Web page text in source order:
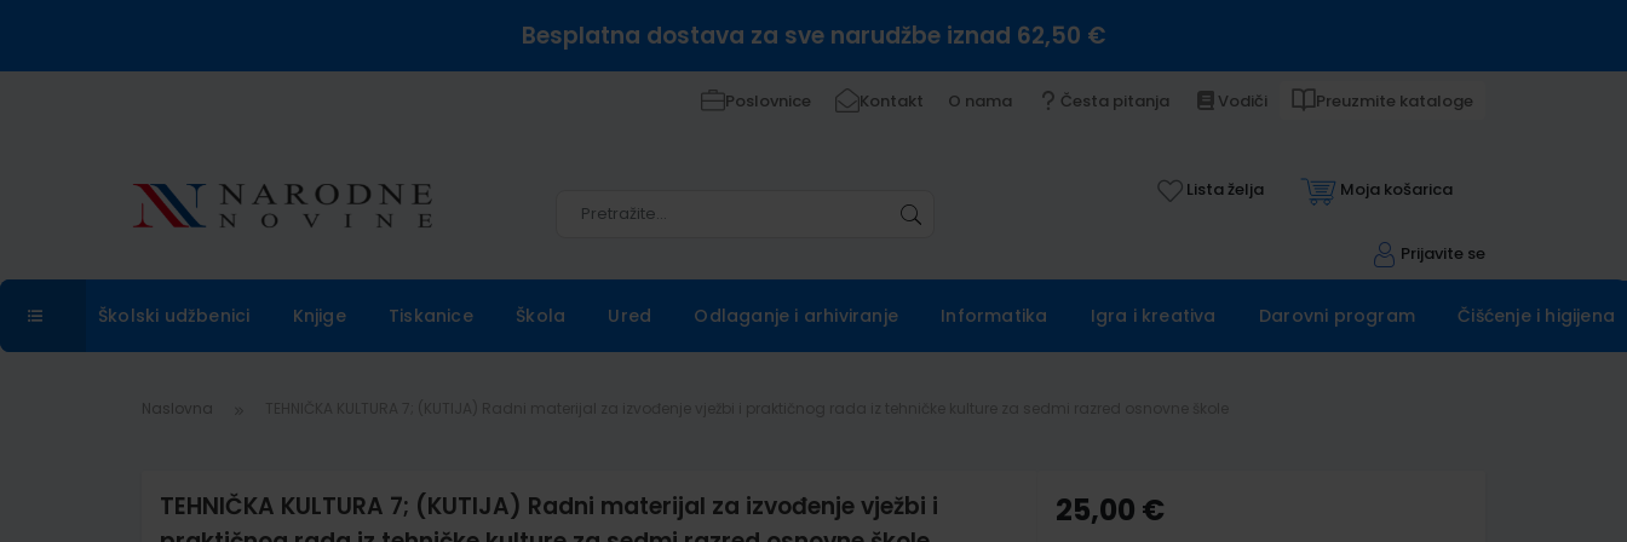
Besplatna dostava za sve narudžbe iznad 62,50 €
Poslovnice Kontakt O nama Česta pitanja Vodiči Preuzmite kataloge
Lista želja Moja košarica
Prijavite se
Školski udžbenici Knjige Tiskanice Škola Ured Odlaganje i arhiviranje Informatika Igra i kreativa Darovni program Čišćenje i higijena
Naslovna
TEHNIČKA KULTURA 7; (KUTIJA) Radni materijal za izvođenje vježbi i
25,00 €